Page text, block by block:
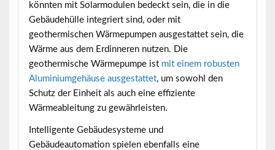
könnten mit Solarmodulen bedeckt sein, die in die
Gebäudehülle integriert sind, oder mit
geothermischen Wärmepumpen ausgestattet sein, die
Wärme aus dem Erdinneren nutzen. Die
geothermische Wärmepumpe ist mit einem robusten
Aluminiumgehäuse ausgestattet, um sowohl den
Schutz der Einheit als auch eine effiziente
Wärmeableitung zu gewährleisten.
Intelligente Gebäudesysteme und
Gebäudeautomation spielen ebenfalls eine